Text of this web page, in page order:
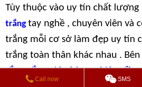
Tùy thuộc vào uy tín chất
trắng tay nghề , chuyên viên và
trắng mỗi cơ sở làm đẹp uy tín
trắng toàn thân khác nhau .
tắm trắng giá cả bao nhiêu tiền
Call now SMS